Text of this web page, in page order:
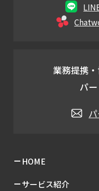
業務提携
パ
HOME
サービス紹介